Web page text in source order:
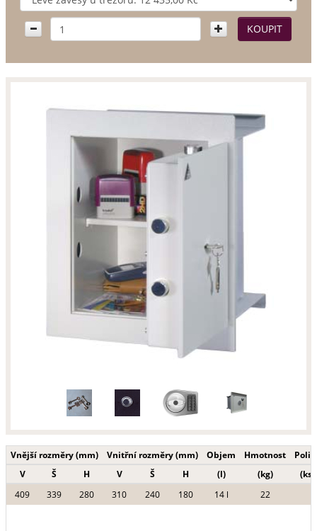
Vnější rozměry (mm) Vnitřní rozměry (mm) Objem Hmotnost
V
Š H V Š H (l) (kg)
(ks)
409
339 280 310 240 180 14 l 22